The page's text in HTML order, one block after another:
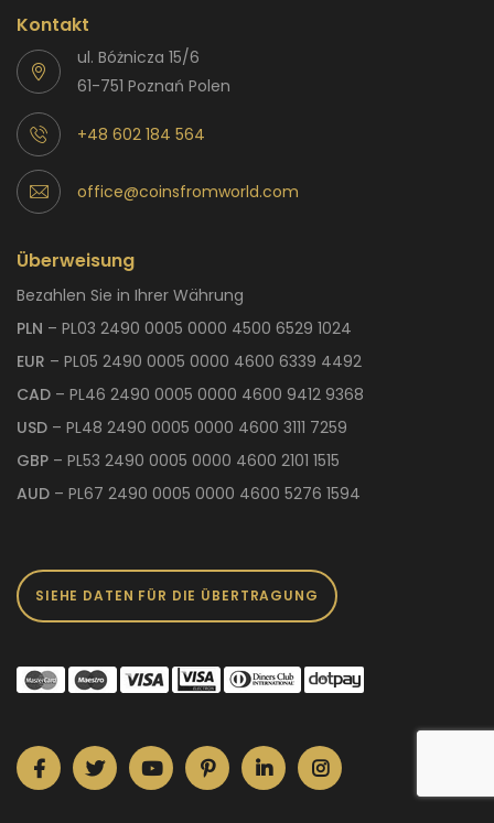
Kontakt
ul. Bóżnicza 15/6
61-751 Poznań Polen
+48 602 184 564
office@coinsfromworld.com
Überweisung
Bezahlen Sie in Ihrer Währung
PLN – PL03 2490 0005 0000 4500 6529 1024
EUR – PL05 2490 0005 0000 4600 6339 4492
CAD – PL46 2490 0005 0000 4600 9412 9368
USD – PL48 2490 0005 0000 4600 3111 7259
GBP – PL53 2490 0005 0000 4600 2101 1515
AUD – PL67 2490 0005 0000 4600 5276 1594
SIEHE DATEN FÜR DIE ÜBERTRAGUNG